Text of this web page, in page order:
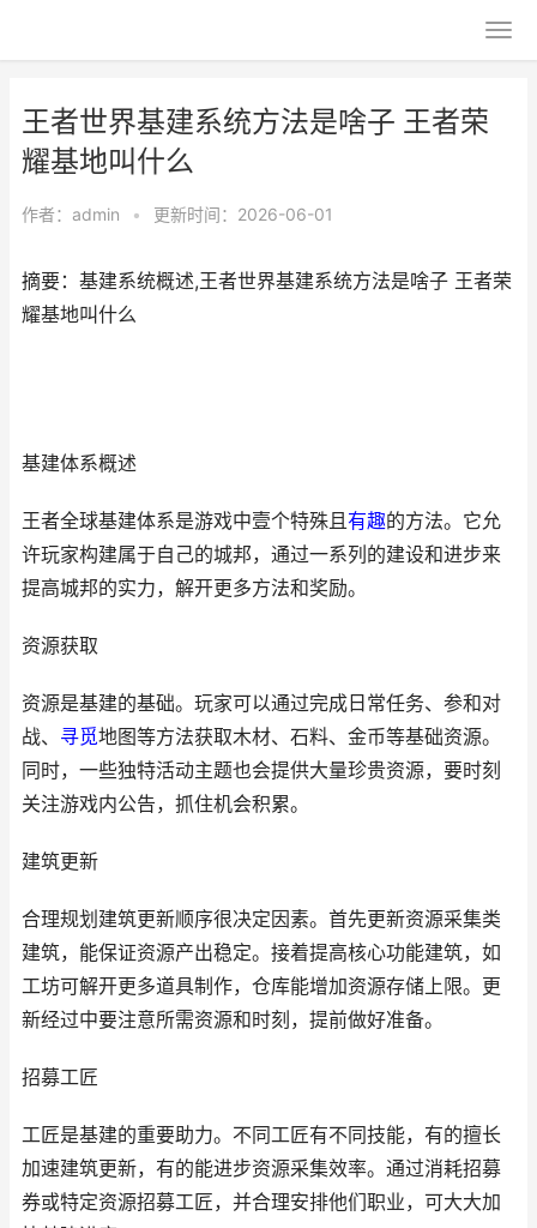
王者世界基建系统方法是啥子 王者荣
耀基地叫什么
作者： admin • 更新时间：2026-06-01
摘要：基建系统概述,王者世界基建系统方法是啥子 王者荣
耀基地叫什么
基建体系概述
王者全球基建体系是游戏中壹个特殊且有趣的方法。它允
许玩家构建属于自己的城邦，通过一系列的建设和进步来
提高城邦的实力，解开更多方法和奖励。
资源获取
资源是基建的基础。玩家可以通过完成日常任务、参和对
战、 寻觅地图等方法获取木材、石料、金币等基础资源。
同时，一些独特活动主题也会提供大量珍贵资源，要时刻
关注游戏内公告，抓住机会积累。
建筑更新
合理规划建筑更新顺序很决定因素。首先更新资源采集类
建筑，能保证资源产出稳定。接着提高核心功能建筑，如
工坊可解开更多道具制作，仓库能增加资源存储上限。更
新经过中要注意所需资源和时刻，提前做好准备。
招募工匠
工匠是基建的重要助力。不同工匠有不同技能，有的擅长
加速建筑更新，有的能进步资源采集效率。通过消耗招募
券或特定资源招募工匠，并合理安排他们职业，可大大加